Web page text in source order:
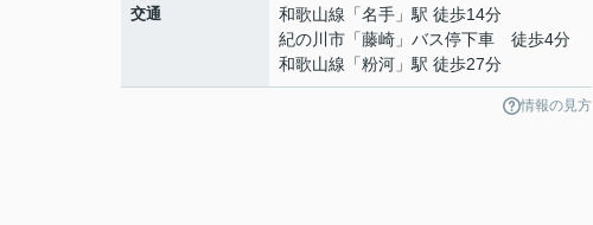
交通 和歌山線 「名手 」駅 徒歩14分
紀の川市「藤崎」バス停下車 徒歩4分
和歌山線 「粉河 」駅 徒歩27分
情報の見方